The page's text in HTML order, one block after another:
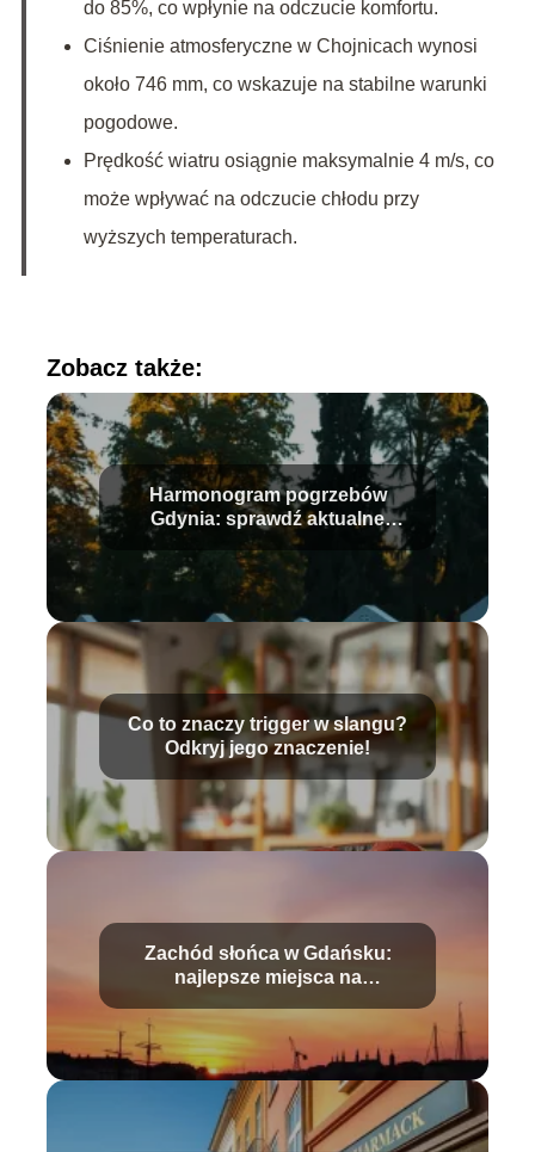
do 85%, co wpłynie na odczucie komfortu.
Ciśnienie atmosferyczne w Chojnicach wynosi
około 746 mm, co wskazuje na stabilne warunki
pogodowe.
Prędkość wiatru osiągnie maksymalnie 4 m/s, co
może wpływać na odczucie chłodu przy
wyższych temperaturach.
Zobacz także:
Harmonogram pogrzebów
Gdynia: sprawdź aktualne
informacje i daty
Co to znaczy trigger w slangu?
Odkryj jego znaczenie!
Zachód słońca w Gdańsku:
najlepsze miejsca na